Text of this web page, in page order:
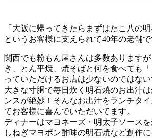
「大阪に帰ってきたらまずはたこ八の明
というお客様に支えられて40年の老舗で
関西でも粉もん屋さんは多数あります
き、とん平焼、焼そばと何を食べても
っていただけるお店は少ないのではない
大きな寸胴で毎日炊く明石焼のお出汁
ンスが絶妙！そんなお出汁をランチタ
てお客様に喜んでいただいてます。
ディナーはマヨネーズ・明太子ソース
しねぎマヨポン酢味の明石焼など創作に